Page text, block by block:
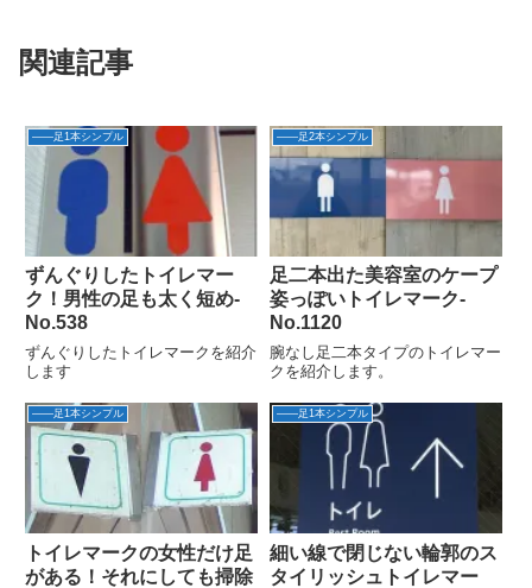
関連記事
――足1本シンプル
ずんぐりしたトイレマー
ク！男性の足も太く短め‐
No.538
ずんぐりしたトイレマークを紹介
します
――足2本シンプル
足二本出た美容室のケープ
姿っぽいトイレマーク-
No.1120
腕なし足二本タイプのトイレマー
クを紹介します。
――足1本シンプル
トイレマークの女性だけ足
がある！それにしても掃除
――足1本シンプル
細い線で閉じない輪郭のス
タイリッシュトイレマー